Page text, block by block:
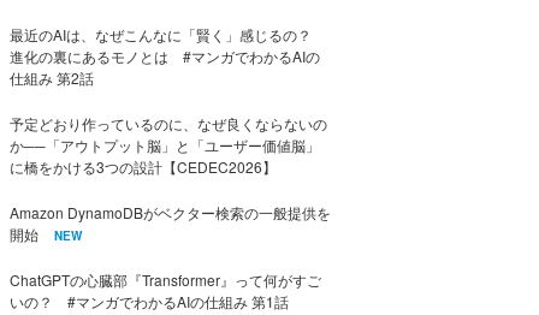
最近のAIは、なぜこんなに「賢く」感じるの？
進化の裏にあるモノとは #マンガでわかるAIの
仕組み 第2話
予定どおり作っているのに、なぜ良くならないの
か──「アウトプット脳」と「ユーザー価値脳」
に橋をかける3つの設計【CEDEC2026】
Amazon DynamoDBがベクター検索の一般提供を
開始
NEW
ChatGPTの心臓部『Transformer』って何がすご
いの？ #マンガでわかるAIの仕組み 第1話